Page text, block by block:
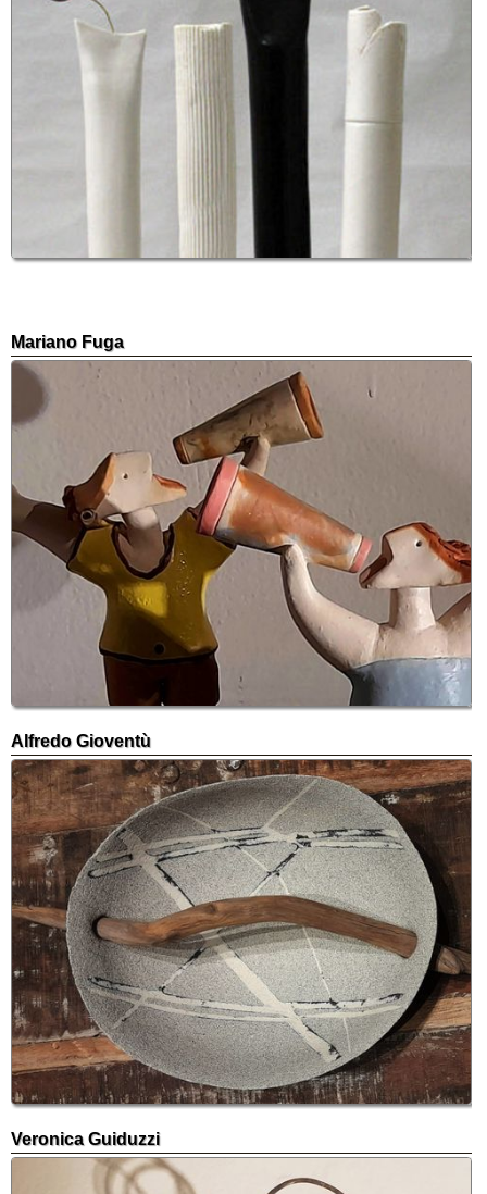
Mariano Fuga
Alfredo Gioventù
Veronica Guiduzzi